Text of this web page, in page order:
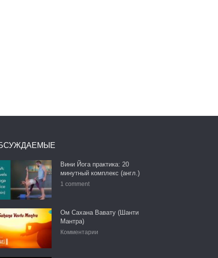
Вини Йога практика: 20
минутный комплекс (англ.)
1 comment
Ом Сахана Вавату (Шанти
Мантра)
Комментарии